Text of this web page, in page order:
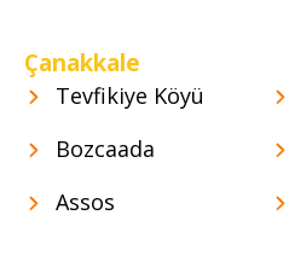
Çanakkale
Tevfikiye Köyü
Bozcaada
Assos